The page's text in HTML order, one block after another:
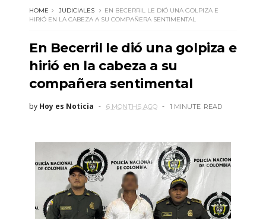
HOME JUDICIALES
EN BECERRIL LE DIÓ UNA GOLPIZA E
HIRIÓ EN LA CABEZA A SU COMPAÑERA SENTIMENTAL
En Becerril le dió una golpiza e
hirió en la cabeza a su
compañera sentimental
by Hoy es Noticia 6 MONTHS AGO 1 MINUTE READ